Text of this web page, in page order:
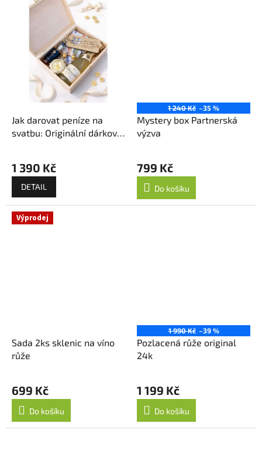
Jak darovat peníze na
svatbu: Originální dárkový
1 390 Kč
DETAIL
1 240 Kč –35 %
Mystery box Partnerská
výzva
799 Kč
Do košíku
Výprodej
Sada 2ks sklenic na víno
růže
699 Kč
Do košíku
1 990 Kč –39 %
Pozlacená růže original
24k
1 199 Kč
Do košíku